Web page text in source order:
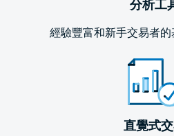
分析工
經驗豐富和新手交易者的
直覺式